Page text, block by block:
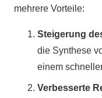
mehrere Vorteile:
Steigerung
die Synthese
einem
Verbesserte